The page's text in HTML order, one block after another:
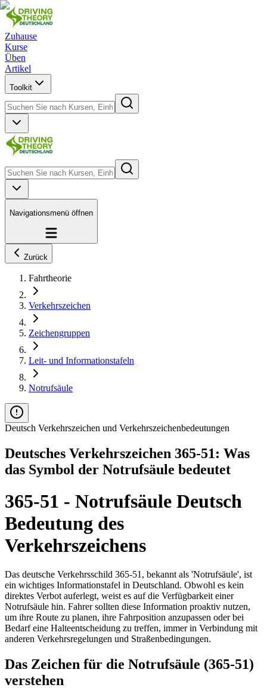
Zuhause
Kurse
Üben
Artikel
Toolkit
Navigationsmenü öffnen
Zurück
Fahrtheorie
Verkehrszeichen
Zeichengruppen
Leit- und Informationstafeln
Notrufsäule
Deutsch Verkehrszeichen und Verkehrszeichenbedeutungen
Deutsches Verkehrszeichen 365-51: Was
das Symbol der Notrufsäule bedeutet
365-51 - Notrufsäule Deutsch
Bedeutung des
Verkehrszeichens
Das deutsche Verkehrsschild 365-51, bekannt als 'Notrufsäule', ist
ein wichtiges Informationstafel in Deutschland. Obwohl es kein
direktes Verbot auferlegt, weist es auf die Verfügbarkeit einer
Notrufsäule hin. Fahrer sollten diese Information proaktiv nutzen,
um ihre Route zu planen, ihre Fahrposition anzupassen oder bei
Bedarf eine Halteentscheidung zu treffen, immer in Verbindung mit
anderen Verkehrsregelungen und Straßenbedingungen.
Das Zeichen für die Notrufsäule (365-51)
verstehen